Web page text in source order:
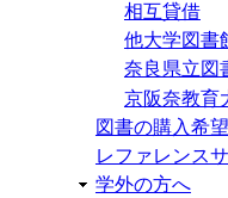
相互貸借
他大学図書
奈良県立図
京阪奈教育
図書の購入希
レファレンス
学外の方へ